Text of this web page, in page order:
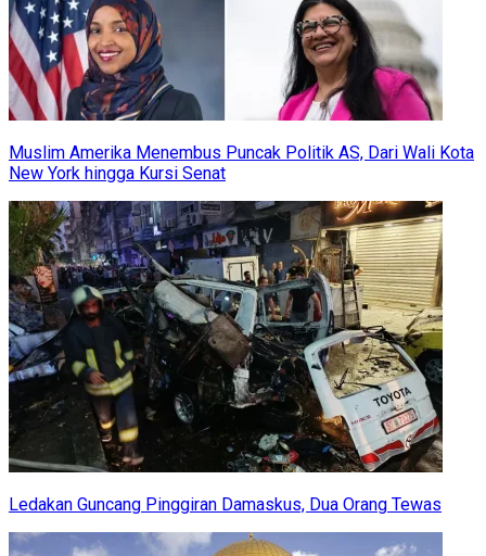
Muslim Amerika Menembus Puncak Politik AS, Dari Wali Kota
New York hingga Kursi Senat
Ledakan Guncang Pinggiran Damaskus, Dua Orang Tewas